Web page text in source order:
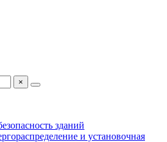
×
зданий
и установочная